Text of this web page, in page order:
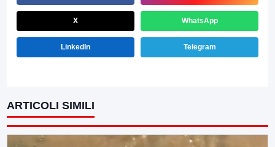
X WhatsApp
LinkedIn Telegram
ARTICOLI SIMILI